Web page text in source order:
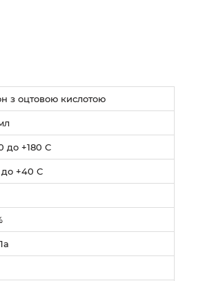
з оцтовою кислотою
до +180 С
до +40 С